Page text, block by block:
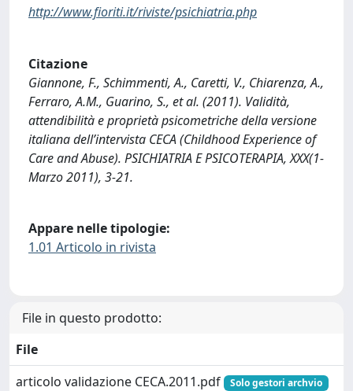
http://www.fioriti.it/riviste/psichiatria.php
Citazione
Giannone, F., Schimmenti, A., Caretti, V., Chiarenza, A.,
Ferraro, A.M., Guarino, S., et al. (2011). Validità,
attendibilità e proprietà psicometriche della versione
italiana dell’intervista CECA (Childhood Experience of
Care and Abuse). PSICHIATRIA E PSICOTERAPIA, XXX(1-
Marzo 2011), 3-21.
Appare nelle tipologie:
1.01 Articolo in rivista
File in questo prodotto:
File
articolo validazione CECA.2011.pdf
Solo gestori archvio